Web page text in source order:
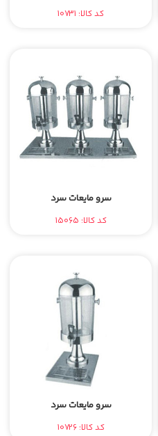
کد کالا: 10731
سرو مایعات سرد
کد کالا: 15065
سرو مایعات سرد
کد کالا: 10726